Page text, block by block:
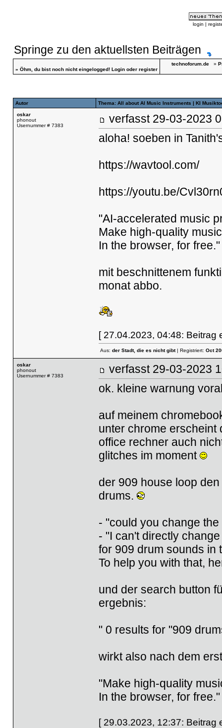
login |
Springe zu den aktuellsten Beiträgen
» Öhm, du bist noch nicht eingelogged! Loginoder register
technoforum.de»
Autor Thema: All about AI Music Instruments | KI
oskar
phonout
Usernummer # 7383
verfasst 29-03-
aloha! soeben in
https://wavtool.com/
https://youtu.be/
"AI-accelerated music
Make high-quality
In the browser, for free."
mit beschnittenem
monat abbo.
[ 27.04.2023, 04:48: Beitrag
Aus: der Stadt, die es nicht gibt| Registriert: Oct
oskar
phonout
Usernummer # 7383
verfasst 29-03-
ok. kleine warnung
auf meinem
unter chrome erscheint
office rechner auch
glitches im moment
der 909 house loop
drums.
- "could you change
- "I can't directly
for 909 drum sounds in
To help you with that,
und der search button
ergebnis:
" 0 results for "909
wirkt also nach dem
"Make high-quality
In the browser, for
[ 29.03.2023, 12:37: Beitrag